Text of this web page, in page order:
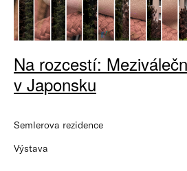
Na rozcestí:
v Japonsku
Semlerova rezidence
Výstava